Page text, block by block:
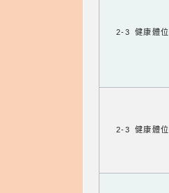
2-3 健康體位
2-3 健康體位